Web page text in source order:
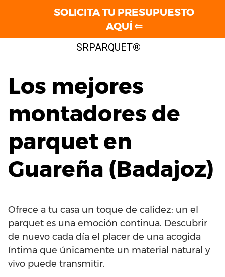
SRPARQUET®
Los mejores
montadores de
parquet en
Guareña (Badajoz)
Ofrece a tu casa un toque de calidez: un el
parquet es una emoción continua. Descubrir
de nuevo cada día el placer de una acogida
íntima que únicamente un material natural y
vivo puede transmitir.
SOLICITA TU PRESUPUESTO
AQUÍ ⇐